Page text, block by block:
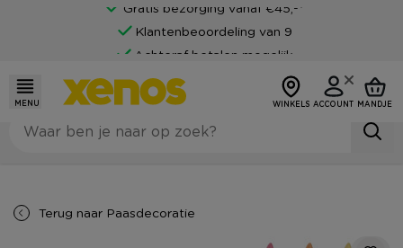
Gratis bezorging vanaf €45,-*
Klantenbeoordeling van 9
Achteraf betalen mogelijk
MENU WINKELS ACCOUNT MANDJE
Terug naar Paasdecoratie